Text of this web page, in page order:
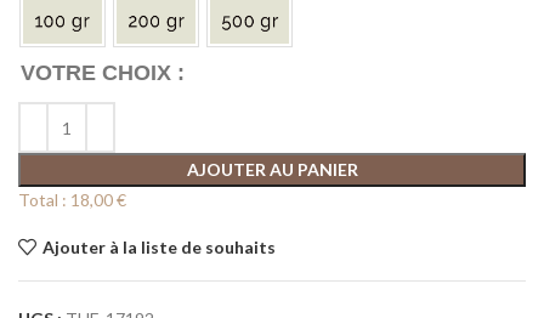
AJOUTER AU PANIER
Total : 18,00 €
Ajouter à la liste de souhaits